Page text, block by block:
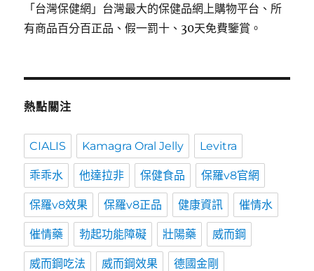
「台灣保健網」台灣最大的保健品網上購物平台、所
有商品百分百正品、假一罰十、30天免費鑒賞。
熱點關注
CIALIS Kamagra Oral Jelly Levitra
乖乖水 他達拉非 保健食品 保羅v8官網
保羅v8效果 保羅v8正品 健康資訊 催情水
催情藥 勃起功能障礙 壯陽藥 威而鋼
威而鋼吃法 威而鋼效果 德國金剛